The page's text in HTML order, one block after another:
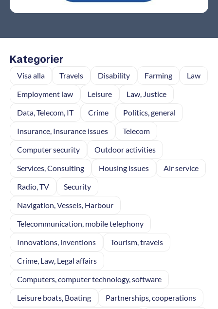
Kategorier
Visa alla Travels Disability Farming
Law
Employment law
Leisure
Law, Justice
Data, Telecom, IT
Crime
Politics, general
Insurance, Insurance issues
Telecom
Computer security
Outdoor activities
Services, Consulting
Housing issues
Air service
Radio, TV
Security
Navigation, Vessels, Harbour
Telecommunication, mobile telephony
Innovations, inventions
Tourism, travels
Crime, Law, Legal affairs
Computers, computer technology, software
Leisure boats, Boating
Partnerships, cooperations